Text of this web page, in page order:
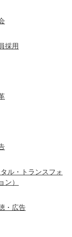
採用
ル・トランスフォ
ン）
・広告